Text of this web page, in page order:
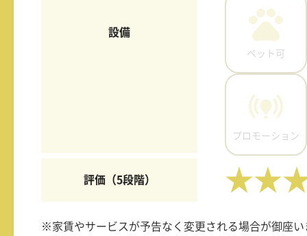
設備
ペット可
プロモーション
評価（5段階）
※家賃やサービスが予告なく変更される場合が御座